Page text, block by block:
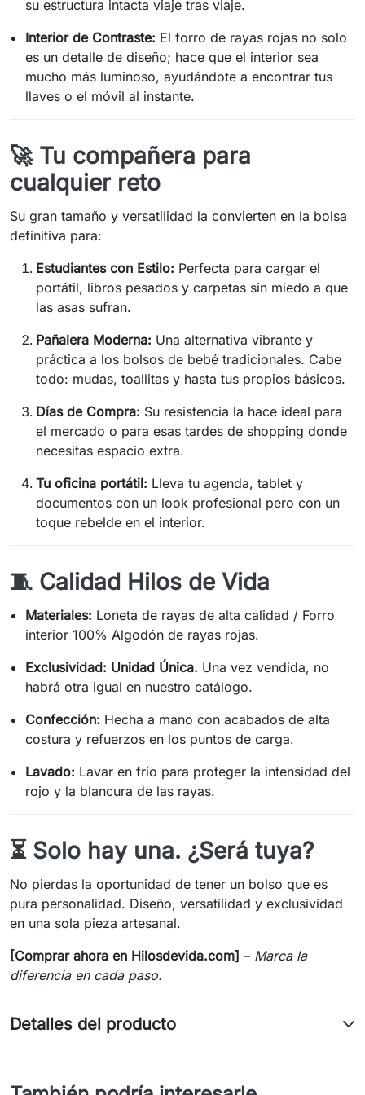
su estructura intacta viaje tras viaje.
Interior de Contraste: El forro de rayas rojas no solo
es un detalle de diseño; hace que el interior sea
mucho más luminoso, ayudándote a encontrar tus
llaves o el móvil al instante.
🚀 Tu compañera para
cualquier reto
Su gran tamaño y versatilidad la convierten en la bolsa
definitiva para:
Estudiantes con Estilo: Perfecta para cargar el
portátil, libros pesados y carpetas sin miedo a que
las asas sufran.
Pañalera Moderna: Una alternativa vibrante y
práctica a los bolsos de bebé tradicionales. Cabe
todo: mudas, toallitas y hasta tus propios básicos.
Días de Compra: Su resistencia la hace ideal para
el mercado o para esas tardes de shopping donde
necesitas espacio extra.
Tu oficina portátil: Lleva tu agenda, tablet y
documentos con un look profesional pero con un
toque rebelde en el interior.
🧵 Calidad Hilos de Vida
Materiales: Loneta de rayas de alta calidad / Forro
interior 100% Algodón de rayas rojas.
Exclusividad: Unidad Única. Una vez vendida, no
habrá otra igual en nuestro catálogo.
Confección: Hecha a mano con acabados de alta
costura y refuerzos en los puntos de carga.
Lavado: Lavar en frío para proteger la intensidad del
rojo y la blancura de las rayas.
⏳ Solo hay una. ¿Será tuya?
No pierdas la oportunidad de tener un bolso que es
pura personalidad. Diseño, versatilidad y exclusividad
en una sola pieza artesanal.
[Comprar ahora en Hilosdevida.com] – Marca la
diferencia en cada paso.
Detalles del producto